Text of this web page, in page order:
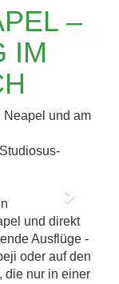
–
IM
Neapel und am
Next
und direkt
Ausflüge -
oder auf den
die nur in einer